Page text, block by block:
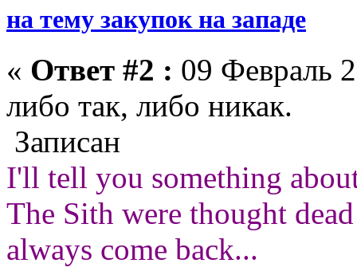
на тему закупок на западе
« Ответ #2 : 09 Февраль
либо так, либо никак.
Записан
I'll tell you something
The Sith were thought
always come back...